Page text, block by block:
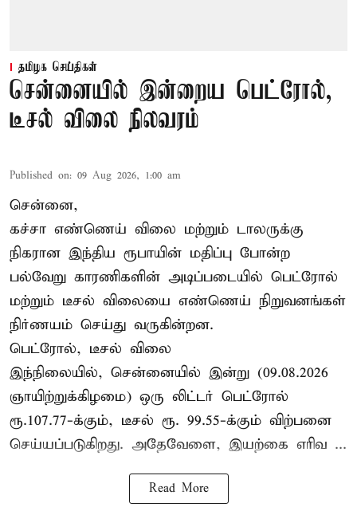
தமிழக செய்திகள்
சென்னையில் இன்றைய பெட்ரோல்,
டீசல் விலை நிலவரம்
Published on: 09 Aug 2026, 1:00 am
சென்னை,
கச்சா எண்ணெய் விலை மற்றும் டாலருக்கு
நிகரான இந்திய ரூபாயின் மதிப்பு போன்ற
பல்வேறு காரணிகளின் அடிப்படையில் பெட்ரோல்
மற்றும் டீசல் விலையை எண்ணெய் நிறுவனங்கள்
நிர்ணயம் செய்து வருகின்றன.
பெட்ரோல், டீசல் விலை
இந்நிலையில், சென்னையில் இன்று (09.08.2026
ஞாயிற்றுக்கிழமை) ஒரு லிட்டர் பெட்ரோல்
ரூ.107.77-க்கும், டீசல் ரூ. 99.55-க்கும் விற்பனை
செய்யப்படுகிறது. அதேவேளை, இயற்கை எரிவ ...
Read More